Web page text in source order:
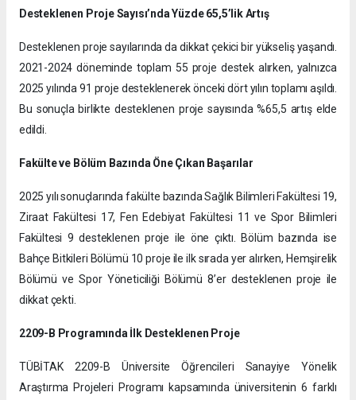
Desteklenen Proje Sayısı’nda Yüzde 65,5’lik Artış
Desteklenen proje sayılarında da dikkat çekici bir yükseliş yaşandı.
2021-2024 döneminde toplam 55 proje destek alırken, yalnızca
2025 yılında 91 proje desteklenerek önceki dört yılın toplamı aşıldı.
Bu sonuçla birlikte desteklenen proje sayısında %65,5 artış elde
edildi.
Fakülte ve Bölüm Bazında Öne Çıkan Başarılar
2025 yılı sonuçlarında fakülte bazında Sağlık Bilimleri Fakültesi 19,
Ziraat Fakültesi 17, Fen Edebiyat Fakültesi 11 ve Spor Bilimleri
Fakültesi 9 desteklenen proje ile öne çıktı. Bölüm bazında ise
Bahçe Bitkileri Bölümü 10 proje ile ilk sırada yer alırken, Hemşirelik
Bölümü ve Spor Yöneticiliği Bölümü 8’er desteklenen proje ile
dikkat çekti.
2209-B Programında İlk Desteklenen Proje
TÜBİTAK 2209-B Üniversite Öğrencileri Sanayiye Yönelik
Araştırma Projeleri Programı kapsamında üniversitenin 6 farklı